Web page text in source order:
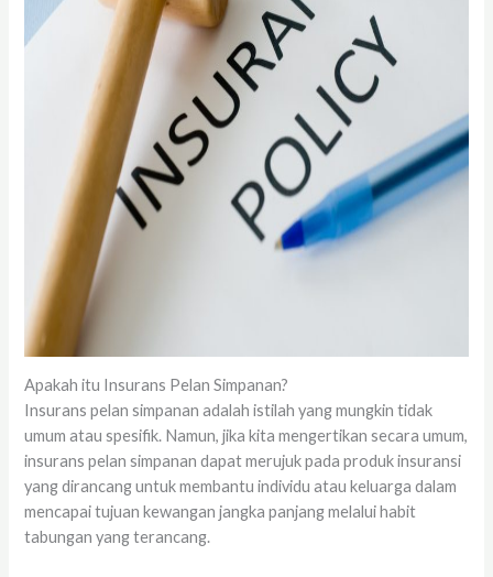
Apakah itu Insurans Pelan Simpanan?
Insurans pelan simpanan adalah istilah yang mungkin tidak
umum atau spesifik. Namun, jika kita mengertikan secara umum,
insurans pelan simpanan dapat merujuk pada produk insuransi
yang dirancang untuk membantu individu atau keluarga dalam
mencapai tujuan kewangan jangka panjang melalui habit
tabungan yang terancang.